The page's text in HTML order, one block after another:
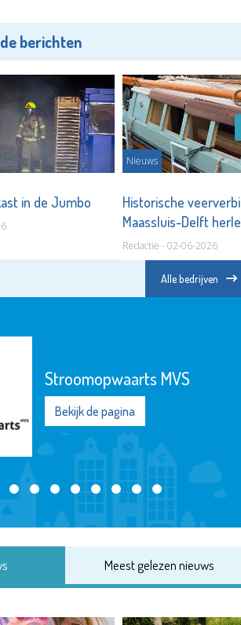
berichten
in de Jumbo
Nieuws
Historische
Maassluis-Delft
Redactie - 02-06-2026
Alle bedrijven
Stroomopwaarts MVS
Bekijk de pagina
Meest gelezen nieuws